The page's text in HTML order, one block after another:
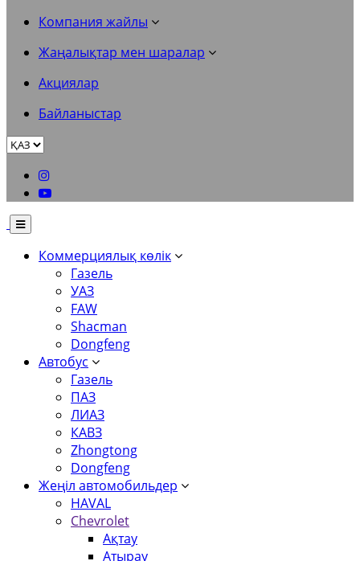
Компания жайлы
Жаңалықтар мен шаралар
Акциялар
Байланыстар
Коммерциялық көлік
Газель
УАЗ
FAW
Shacman
Dongfeng
Автобус
Газель
ПАЗ
ЛИАЗ
КАВЗ
Zhongtong
Dongfeng
Жеңіл автомобильдер
HAVAL
Chevrolet
Ақтау
Атырау